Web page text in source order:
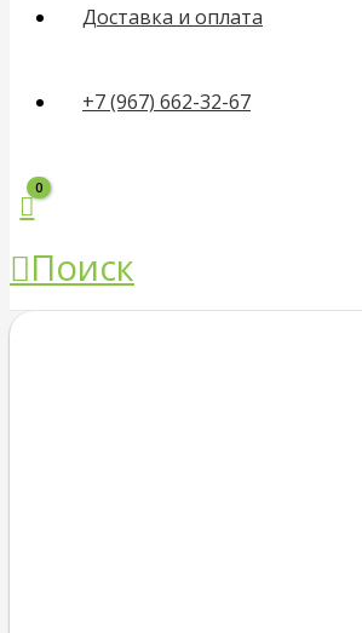
Доставка и оплата
+7 (967) 662-32-67
Поиск